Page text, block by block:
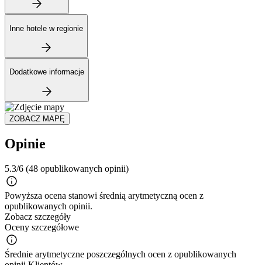
Inne hotele w regionie
Dodatkowe informacje
ZOBACZ MAPĘ
Opinie
5.3/6 (48 opublikowanych opinii)
Powyższa ocena stanowi średnią arytmetyczną ocen z
opublikowanych opinii.
Zobacz szczegóły
Oceny szczegółowe
Średnie arytmetyczne poszczególnych ocen z opublikowanych